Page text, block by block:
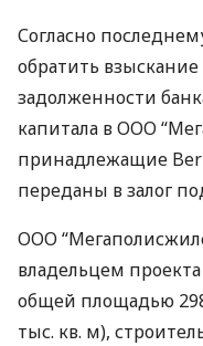
Согласно
обратить
задолженности
капитала вООО
принадлежащие
переданы в залог
ООО
владельцем
общей площадью
тыс. кв. м),